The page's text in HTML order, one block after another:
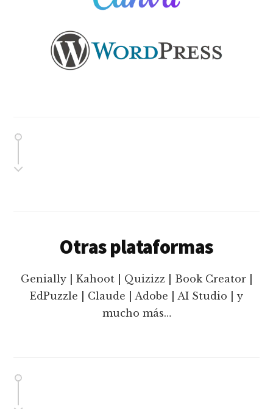
Otras plataformas
Genially | Kahoot | Quizizz | Book Creator |
EdPuzzle | Claude | Adobe | AI Studio | y
mucho más…